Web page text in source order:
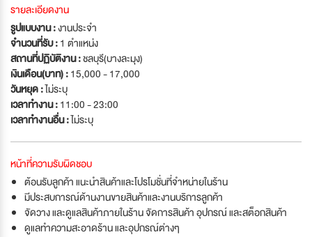
รายละเอียดงาน
รูปแบบงาน :งานประจำ
จำนวนที่รับ :1 ตำแหน่ง
สถานที่ปฏิบัติงาน :ชลบุรี(บางละมุง)
เงินเดือน(บาท) :15,000 - 17,000
วันหยุด :ไม่ระบุ
เวลาทำงาน :11:00 - 23:00
เวลาทำงานอื่น :ไม่ระบุ
หน้าที่ความรับผิดชอบ
ต้อนรับลูกค้า แนะนำสินค้าและโปรโมชั่นที่จำหน่ายในร้าน
มีประสบการณ์ด้านงานขายสินค้าและงานบริการลูกค้า
จัดวาง และดูแลสินค้าภายในร้าน จัดการสินค้า อุปกรณ์ และสต็อกสินค้า
ดูแลทำความสะอาดร้าน และอุปกรณ์ต่างๆ